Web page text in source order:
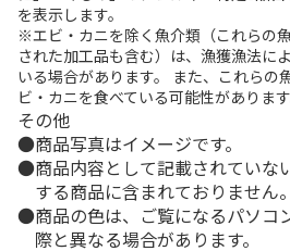
を表示します。
※エビ・カニを除く魚介類（これらの
された加工品も含む）は、漁獲漁法に
いる場合があります。 また、これらの
ビ・カニを食べている可能性があります
その他
商品写真はイメージです。
商品内容として記載されていな
する商品に含まれておりません。
商品の色は、ご覧になるパソコ
際と異なる場合があります。